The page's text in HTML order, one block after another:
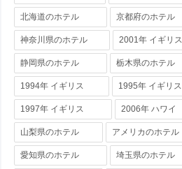
北海道のホテル 京都府のホテル
神奈川県のホテル 2001年 イギリス
静岡県のホテル 栃木県のホテル
1994年 イギリス 1995年 イギリス
1997年 イギリス 2006年 ハワイ
山梨県のホテル アメリカのホテル
愛知県のホテル 埼玉県のホテル